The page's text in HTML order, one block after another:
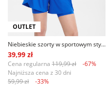
OUTLET
Niebieskie szorty w sportowym stylu
39,99 zł
Cena regularna 119,99 zł
-67%
Najniższa cena z 30 dni
59,99 zł
-33%